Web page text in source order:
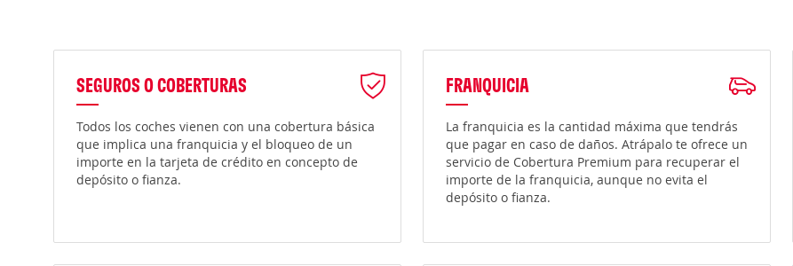
SEGUROS O COBERTURAS
Todos los coches vienen con una cobertura básica
que implica una franquicia y el bloqueo de un
importe en la tarjeta de crédito en concepto de
depósito o fianza.
FRANQUICIA
La franquicia es la cantidad máxima que tendrás
que pagar en caso de daños. Atrápalo te ofrece un
servicio de Cobertura Premium para recuperar el
importe de la franquicia, aunque no evita el
depósito o fianza.